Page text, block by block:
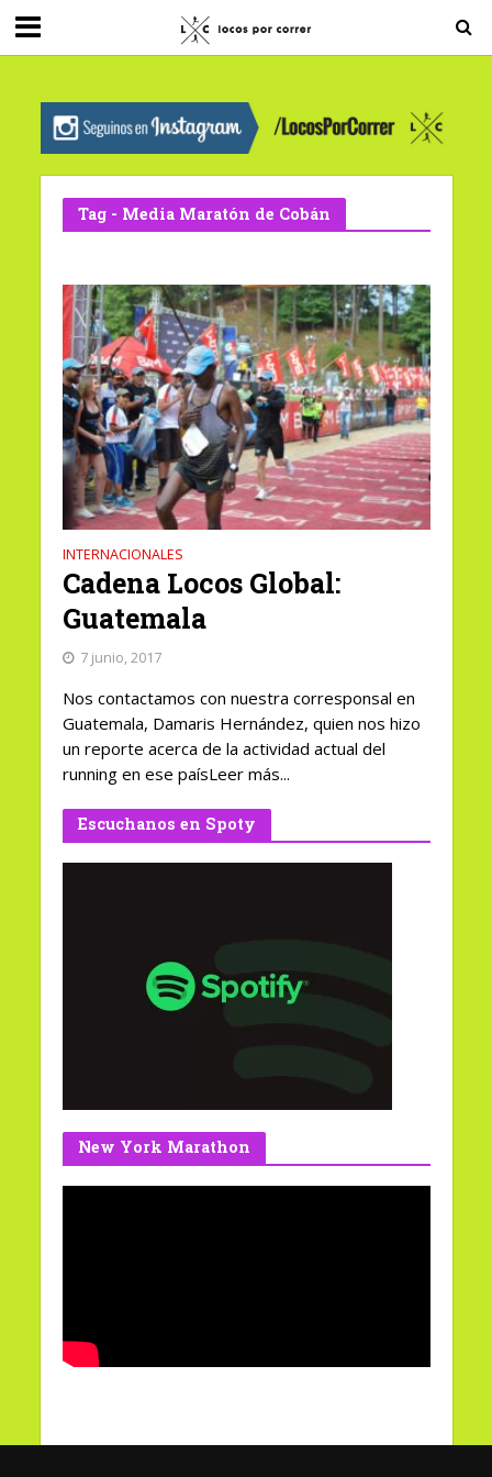
G-0X2PD3RFLV
Tag - Media Maratón de Cobán
INTERNACIONALES
Cadena Locos Global:
Guatemala
7 junio, 2017
Nos contactamos con nuestra corresponsal en
Guatemala, Damaris Hernández, quien nos hizo
un reporte acerca de la actividad actual del
running en ese paísLeer más...
Escuchanos en Spoty
New York Marathon